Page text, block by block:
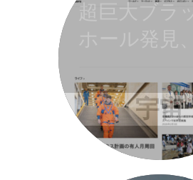
超巨大ブラ
のこぼれ話 |
Reuters宇宙